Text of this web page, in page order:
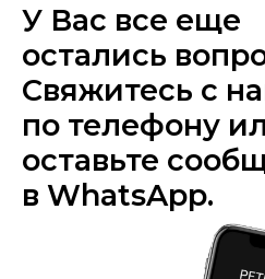
У Вас все еще
остались
Свяжитесь с
по телефону
оставьте
в WhatsApp.